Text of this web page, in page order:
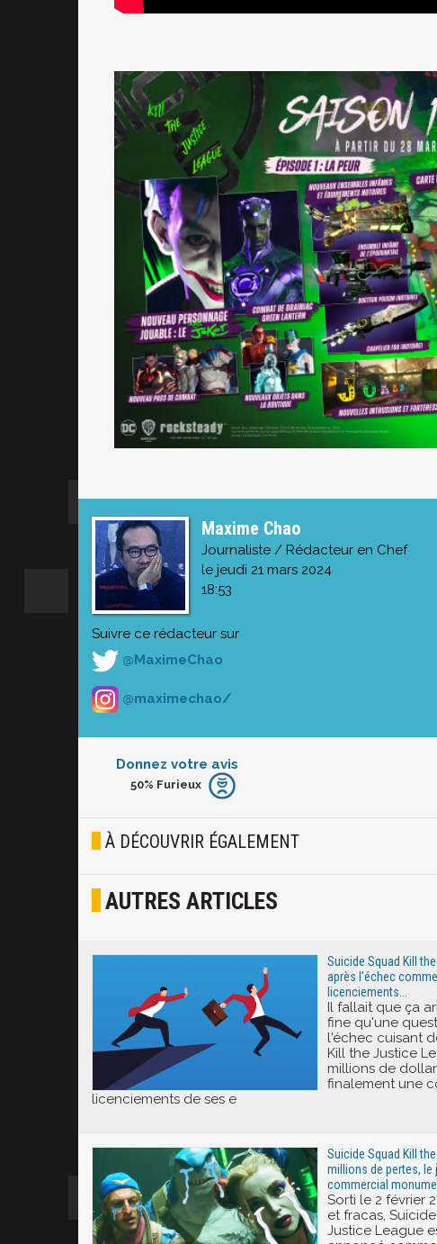
Maxime Chao
Journaliste / Rédacteur en Chef
le jeudi 21 mars 2024
18:53
Suivre ce rédacteur sur
@MaximeChao
@maximechao/
Donnez votre avis
Furieux
Joyeux
50% Furieux
À DÉCOUVRIR ÉGALEMENT
AUTRES ARTICLES
Suicide Squad Kill
après l'échec
licenciements...
Il fallait que ça
fine qu'une
l'échec cuisant
Kill the Justice
millions de
finalement une
licenciements de ses e
Suicide Squad Kill
millions de pertes, le
commercial
Sorti le 2 février
et fracas,
Justice League